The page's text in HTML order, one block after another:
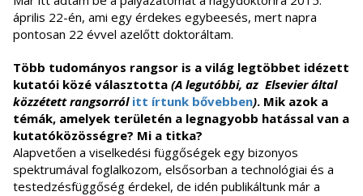
április 22-én, ami egy érdekes egybeesés, mert napra
pontosan 22 évvel azelőtt doktoráltam.
Több tudományos rangsor is a világ legtöbbet idézett
kutatói közé választotta (A legutóbbi, az Elsevier által
közzétett rangsorról itt írtunk bővebben). Mik azok a
témák, amelyek területén a legnagyobb hatással van a
kutatóközösségre? Mi a titka?
Alapvetően a viselkedési függőségek egy bizonyos
spektrumával foglalkozom, elsősorban a technológiai és a
testedzésfüggőség érdekel, de idén publikáltunk már a